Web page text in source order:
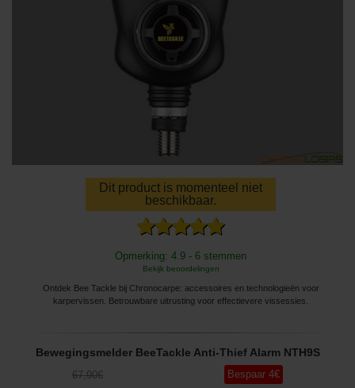
Dit product is momenteel niet
beschikbaar.
Opmerking: 4.9 - 6 stemmen
Bekijk beoordelingen
Ontdek Bee Tackle bij Chronocarpe: accessoires en technologieën voor
karpervissen. Betrouwbare uitrusting voor effectievere vissessies.
Bewegingsmelder BeeTackle Anti-Thief Alarm NTH9S
67,90€ Bespaar 4€